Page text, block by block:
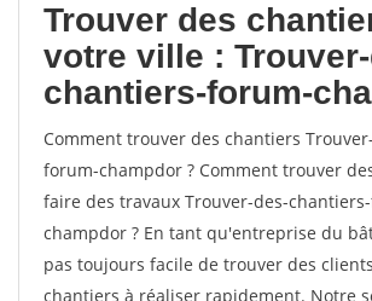
Trouver des
votre ville :
chantiers-forum-
Comment trouver des chantiers
forum-champdor ? Comment trouver
faire des travaux Trouver-des-
champdor ? En tant qu'entreprise du
pas toujours facile de trouver des
chantiers à réaliser rapidement. Notre